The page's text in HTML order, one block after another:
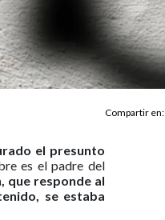
Compartir en:
el presunto
es el padre del
que responde al
se estaba